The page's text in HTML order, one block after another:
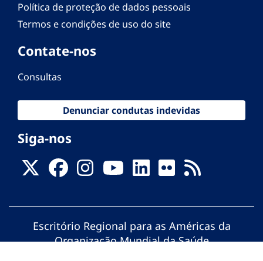
Política de proteção de dados pessoais
Termos e condições de uso do site
Contate-nos
Consultas
Denunciar condutas indevidas
Siga-nos
Escritório Regional para as Américas da
Organização Mundial da Saúde